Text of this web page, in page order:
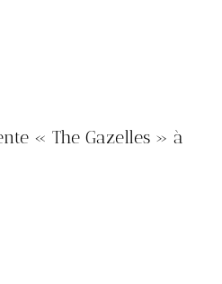
« The Gazelles » à